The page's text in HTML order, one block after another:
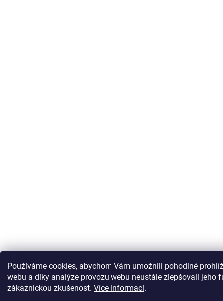
Používáme cookies, abychom Vám umožnili pohodlné
webu a díky analýze provozu webu neustále zlepšovali jeho
zákaznickou zkušenost. Více informací.